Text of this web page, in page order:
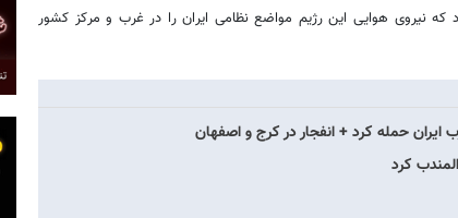
که نیروی هوایی این رژیم مواضع نظامی ایران را در غرب و مرکز کشور
ایران حمله کرد + انفجار در کرج و اصفهان
کرد